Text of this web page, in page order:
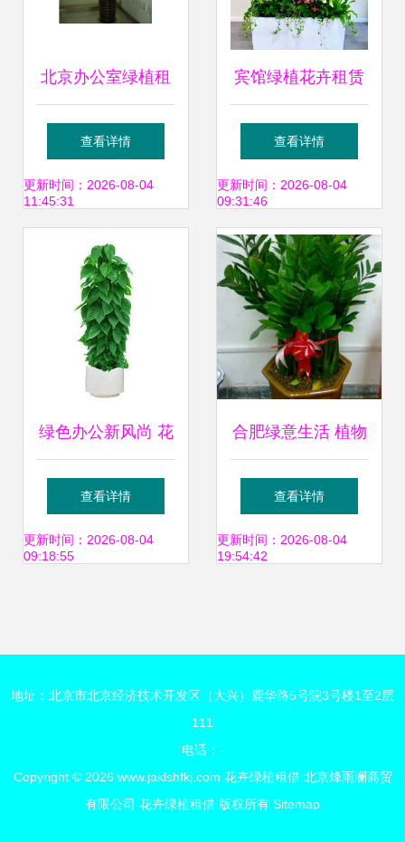
北京办公室绿植租
赁 为办公空间注入
生机与活力
查看详情
更新时间：2026-08-04
11:45:31
宾馆绿植花卉租赁
服务 美化空间、降
低成本的智慧之选
查看详情
更新时间：2026-08-04
09:31:46
绿色办公新风尚 花
卉租借业务精选推
荐
查看详情
更新时间：2026-08-04
09:18:55
合肥绿意生活 植物
租赁让家居与办公
空间焕发新生
查看详情
更新时间：2026-08-04
19:54:42
地址：北京市北京经济技术开发区（大兴）鹿华路5号院3号楼1至2层
111
电话：-
Copyright © 2026 www.jaklshfkj.com 花卉绿植租借 北京烽雨澜商贸
有限公司 花卉绿植租借 版权所有 Sitemap